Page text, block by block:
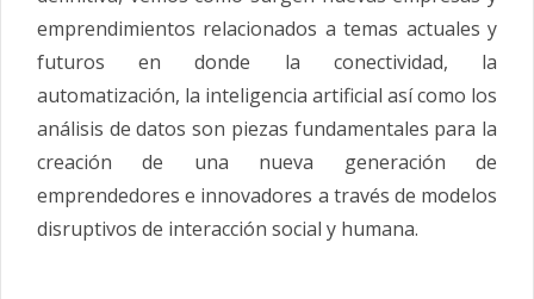
emprendimientos relacionados a temas actuales y
futuros en donde la conectividad, la
automatización, la inteligencia artificial así como los
análisis de datos son piezas fundamentales para la
creación de una nueva generación de
emprendedores e innovadores a través de modelos
disruptivos de interacción social y humana.